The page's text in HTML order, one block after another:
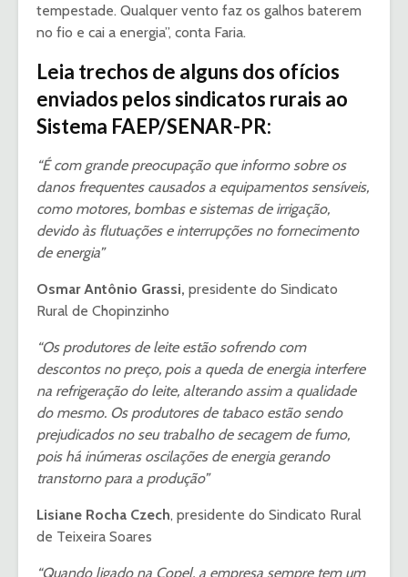
tempestade. Qualquer vento faz os galhos baterem
no fio e cai a energia”, conta Faria.
Leia trechos de alguns dos ofícios
enviados pelos sindicatos rurais ao
Sistema FAEP/SENAR-PR:
“É com grande preocupação que informo sobre os
danos frequentes causados a equipamentos sensíveis,
como motores, bombas e sistemas de irrigação,
devido às flutuações e interrupções no fornecimento
de energia”
Osmar Antônio Grassi, presidente do Sindicato
Rural de Chopinzinho
“Os produtores de leite estão sofrendo com
descontos no preço, pois a queda de energia interfere
na refrigeração do leite, alterando assim a qualidade
do mesmo. Os produtores de tabaco estão sendo
prejudicados no seu trabalho de secagem de fumo,
pois há inúmeras oscilações de energia gerando
transtorno para a produção”
Lisiane Rocha Czech, presidente do Sindicato Rural
de Teixeira Soares
“Quando ligado na Copel, a empresa sempre tem um